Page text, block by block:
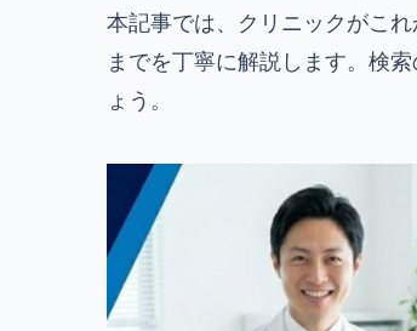
本記事では、クリニックがこ
までを丁寧に解説します。検
ょう。